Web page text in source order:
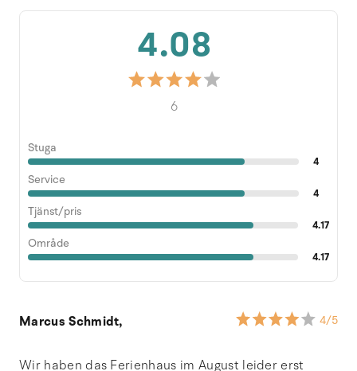
4.08
6
Stuga
4
Service
4
Tjänst/pris
4.17
Område
4.17
Marcus Schmidt, 4/5
Wir haben das Ferienhaus im August leider erst